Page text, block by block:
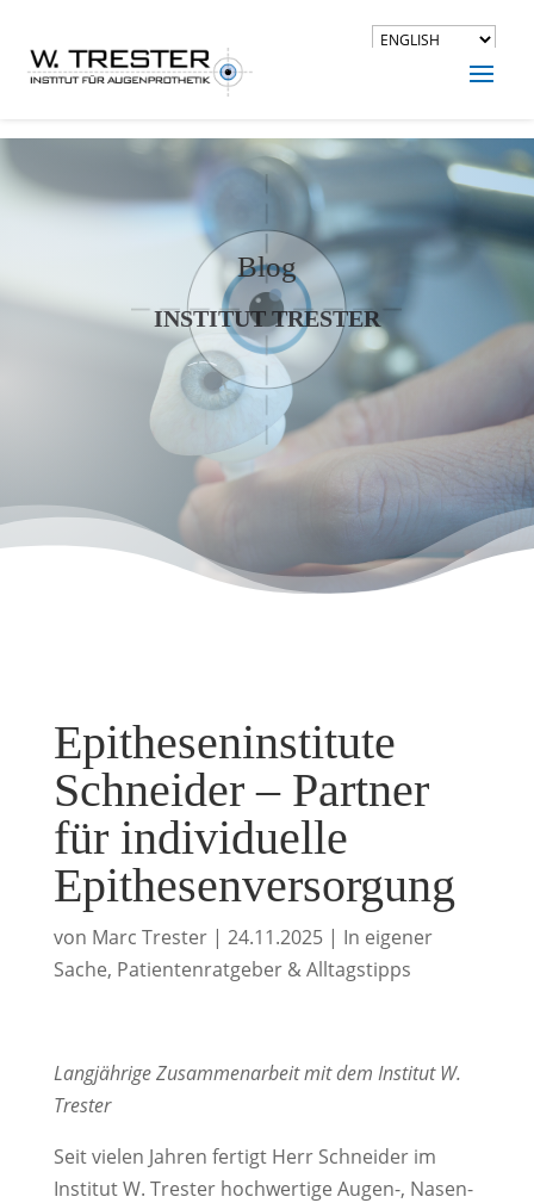
Blog
INSTITUT TRESTER
Epitheseninstitute
Schneider – Partner
für individuelle
Epithesenversorgung
von Marc Trester| 24.11.2025| In eigener
Sache, Patientenratgeber & Alltagstipps
Langjährige Zusammenarbeit mit dem Institut W.
Trester
Seit vielen Jahren fertigt Herr Schneider im
Institut W. Trester hochwertige Augen-, Nasen-